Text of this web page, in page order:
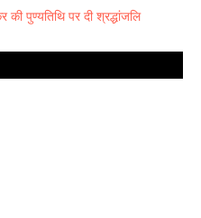
की पुण्यतिथि पर दी श्रद्धांजलि